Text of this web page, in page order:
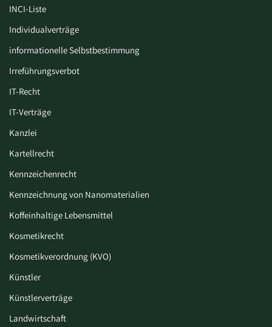
INCI-Liste
Individualverträge
informationelle Selbstbestimmung
Irreführungsverbot
IT-Recht
IT-Verträge
Kanzlei
Kartellrecht
Kennzeichenrecht
Kennzeichnung von Nanomaterialien
Koffeinhaltige Lebensmittel
Kosmetikrecht
Kosmetikverordnung (KVO)
Künstler
Künstlerverträge
Landwirtschaft